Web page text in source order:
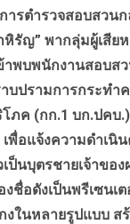
รตำรวจสอบสวนก
รัญ” พากลุ่มผู้เสียห
าพบพนักงานสอบส
บปรามการกระทำ
ภค (กก.1 บก.ปคบ
พื่อแจ้งความดำเนิ
ป็นบุตรชายเจ้าขอ
ชื่อดังเป็นพรีเซนเ
งในหลายรูปแบบ ส